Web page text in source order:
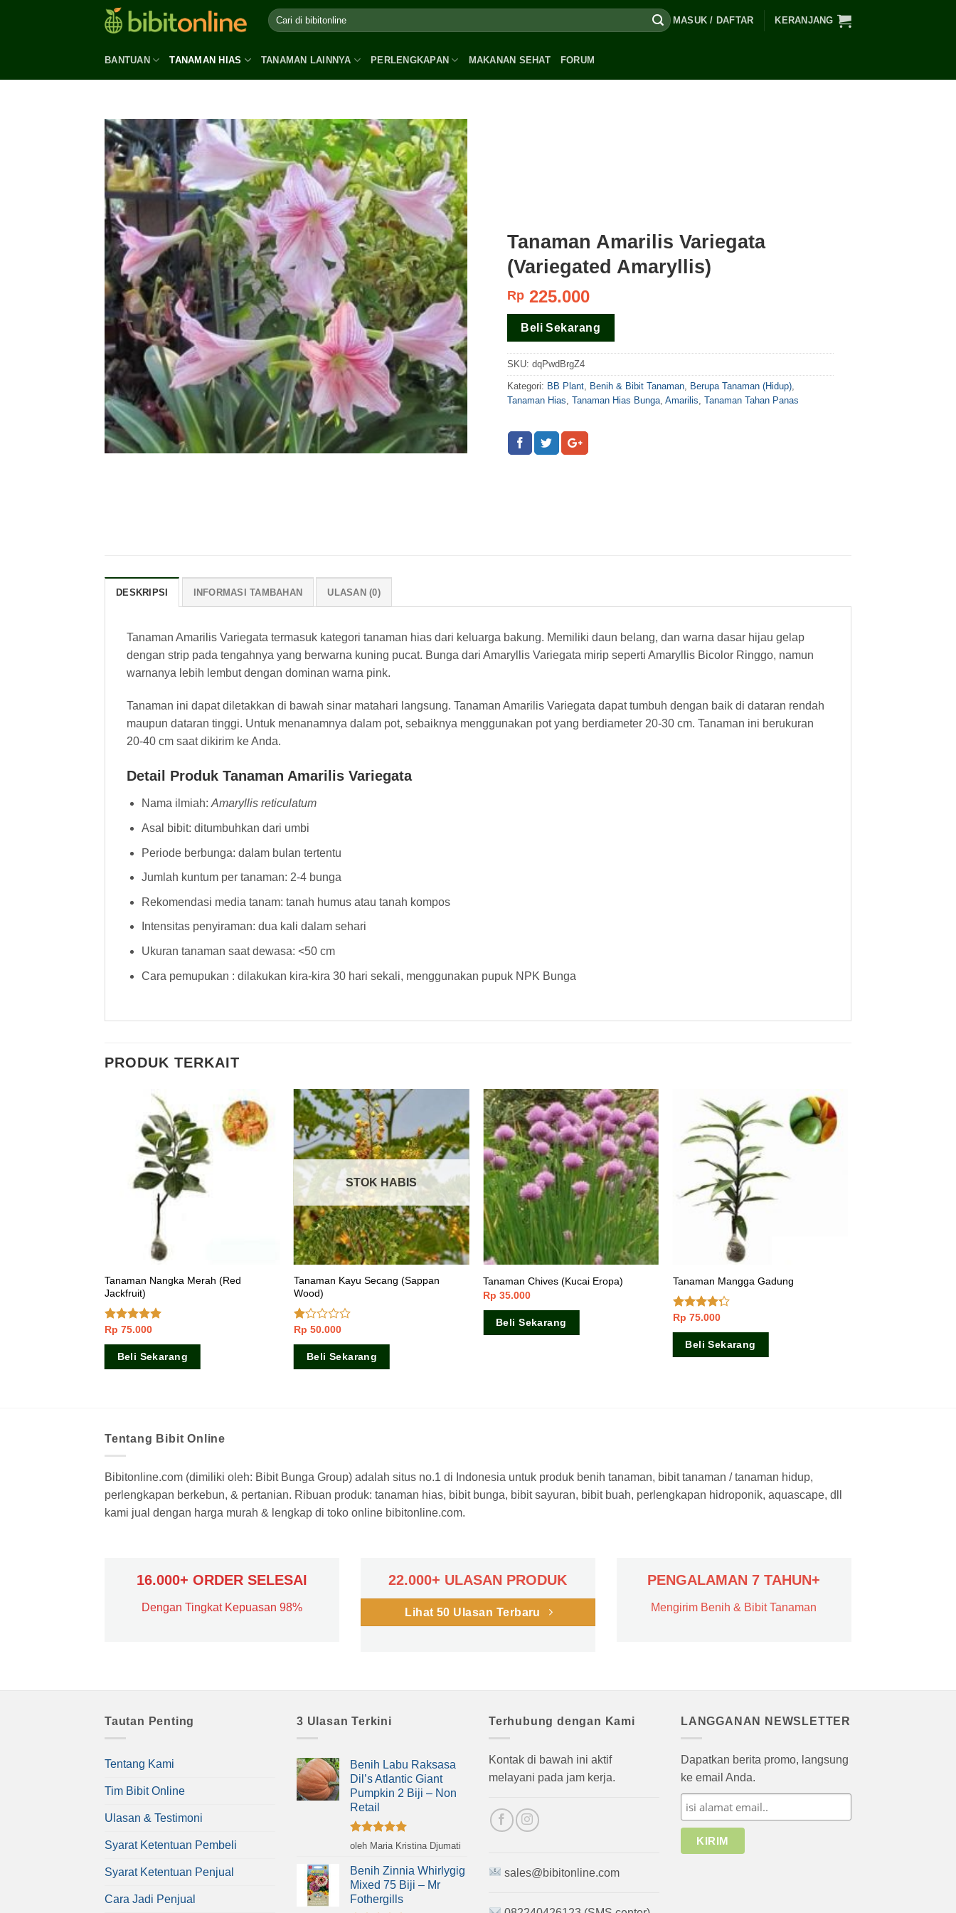
MASUK / DAFTAR KERANJANG
BANTUAN TANAMAN HIAS TANAMAN LAINNYA PERLENGKAPAN MAKANAN SEHAT FORUM
Tanaman Amarilis Variegata
(Variegated Amaryllis)
Rp225.000
Beli Sekarang
SKU: dqPwdBrgZ4
Kategori: BB Plant, Benih & Bibit Tanaman, Berupa Tanaman (Hidup),
Tanaman Hias Tanaman Hias Bunga, Amarilis Tanaman Tahan Panas
DESKRIPSI INFORMASI TAMBAHAN ULASAN (0)
Tanaman Amarilis Variegata termasuk kategori tanaman hias dari keluarga bakung. Memiliki daun belang, dan warna dasar hijau gelap
dengan strip pada tengahnya yang berwarna kuning pucat. Bunga dari Amaryllis Variegata mirip seperti Amaryllis Bicolor Ringgo, namun
warnanya lebih lembut dengan dominan warna pink.
Tanaman ini dapat diletakkan di bawah sinar matahari langsung. Tanaman Amarilis Variegata dapat tumbuh dengan baik di dataran rendah
maupun dataran tinggi. Untuk menanamnya dalam pot, sebaiknya menggunakan pot yang berdiameter 20-30 cm. Tanaman ini berukuran
20-40 cm saat dikirim ke Anda.
Detail Produk Tanaman Amarilis Variegata
Nama ilmiah:Amaryllis reticulatum
Asal bibit: ditumbuhkan dari umbi
Periode berbunga: dalam bulan tertentu
Jumlah kuntum per tanaman: 2-4 bunga
Rekomendasi media tanam: tanah humus atau tanah kompos
Intensitas penyiraman: dua kali dalam sehari
Ukuran tanaman saat dewasa: <50 cm
Cara pemupukan : dilakukan kira-kira 30 hari sekali, menggunakan pupuk NPK Bunga
PRODUK TERKAIT
Tanaman Nangka Merah (Red
Jackfruit)
Dinilai5.00
Rp 75.000
Beli Sekarang
STOK HABIS
Tanaman Kayu Secang (Sappan
Wood)
Dinilai
dari
Rp 50.000
Beli Sekarang
Tanaman Chives (Kucai Eropa)
Rp 35.000
Beli Sekarang
Tanaman Mangga Gadung
Dinilai
Rp 75.000
Beli Sekarang
Tentang Bibit Online
Bibitonline.com (dimiliki oleh: Bibit Bunga Group) adalah situs no.1 di Indonesia untuk produk benih tanaman, bibit tanaman / tanaman hidup,
perlengkapan berkebun, & pertanian. Ribuan produk: tanaman hias, bibit bunga, bibit sayuran, bibit buah, perlengkapan hidroponik, aquascape, dll
kami jual dengan harga murah & lengkap di toko online bibitonline.com.
16.000+ ORDER SELESAI
Dengan Tingkat Kepuasan 98%
22.000+ ULASAN PRODUK
Lihat 50 Ulasan Terbaru
PENGALAMAN 7 TAHUN+
Mengirim Benih & Bibit Tanaman
Tautan Penting
Tentang Kami
Tim Bibit Online
Ulasan & Testimoni
Syarat Ketentuan Pembeli
Syarat Ketentuan Penjual
Cara Jadi Penjual
3 Ulasan Terkini
Benih Labu Raksasa
Dil’s Atlantic Giant
Pumpkin 2 Biji – Non
Retail
Dinilai5
oleh Maria Kristina Djumati
Benih Zinnia Whirlygig
Mixed 75 Biji – Mr
Fothergills
Terhubung dengan Kami
Kontak di bawah ini aktif
melayani pada jam kerja.
sales@bibitonline.com
LANGGANAN NEWSLETTER
Dapatkan berita promo, langsung
ke email Anda.